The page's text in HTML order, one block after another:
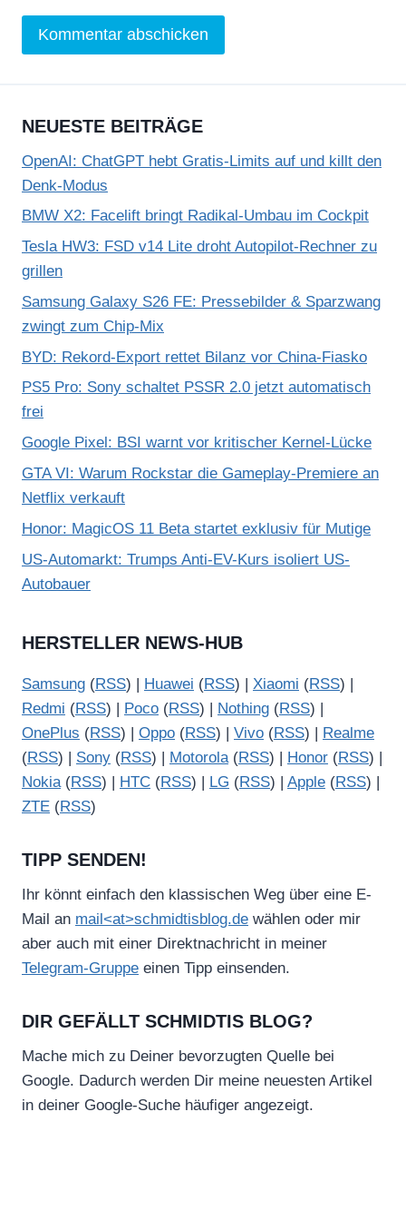
NEUESTE BEITRÄGE
OpenAI: ChatGPT hebt Gratis-Limits auf und killt den
Denk-Modus
BMW X2: Facelift bringt Radikal-Umbau im Cockpit
Tesla HW3: FSD v14 Lite droht Autopilot-Rechner zu
grillen
Samsung Galaxy S26 FE: Pressebilder & Sparzwang
zwingt zum Chip-Mix
BYD: Rekord-Export rettet Bilanz vor China-Fiasko
PS5 Pro: Sony schaltet PSSR 2.0 jetzt automatisch
frei
Google Pixel: BSI warnt vor kritischer Kernel-Lücke
GTA VI: Warum Rockstar die Gameplay-Premiere an
Netflix verkauft
Honor: MagicOS 11 Beta startet exklusiv für Mutige
US-Automarkt: Trumps Anti-EV-Kurs isoliert US-
Autobauer
HERSTELLER NEWS-HUB
Samsung (RSS) | Huawei (RSS) | Xiaomi (RSS) |
Redmi (RSS) | Poco (RSS) | Nothing (RSS) |
OnePlus (RSS) | Oppo (RSS) | Vivo (RSS) |
Realme
(RSS) | Sony (RSS) | Motorola(RSS) | Honor (RSS) |
Nokia(RSS) | HTC (RSS) | LG (RSS) | Apple (RSS) |
ZTE (RSS)
TIPP SENDEN!
Ihr könnt einfach den klassischen Weg über eine E-
Mail an mail<at>schmidtisblog.de wählen oder mir
aber auch mit einer Direktnachricht in meiner
Telegram-Gruppe einen Tipp einsenden.
DIR GEFÄLLT SCHMIDTIS BLOG?
Mache mich zu Deiner bevorzugten Quelle bei
Google. Dadurch werden Dir meine neuesten Artikel
in deiner Google-Suche häufiger angezeigt.